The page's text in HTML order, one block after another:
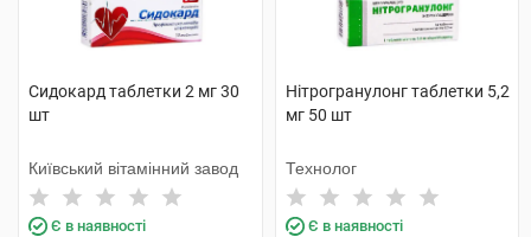
Сидокард таблетки 2 мг 30
шт
Київський вітамінний завод
Є в наявності
Нітрогранулонг таблетки 5,2
мг 50 шт
Технолог
Є в наявності